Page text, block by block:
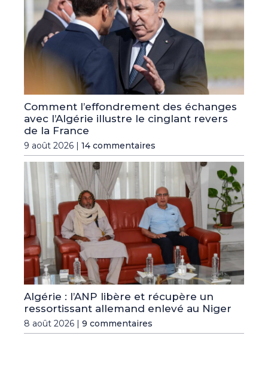
Comment l’effondrement des échanges
avec l’Algérie illustre le cinglant revers
de la France
9 août 2026 | 14 commentaires
Algérie : l’ANP libère et récupère un
ressortissant allemand enlevé au Niger
8 août 2026 | 9 commentaires